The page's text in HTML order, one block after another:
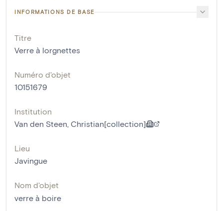
INFORMATIONS DE BASE
Titre
Verre à lorgnettes
Numéro d'objet
10151679
Institution
Van den Steen, Christian[collection]
Lieu
Javingue
Nom d'objet
verre à boire